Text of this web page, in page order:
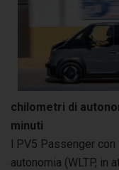
chilometri di
minuti
l PV5 Passenger
autonomia (WLTP, in